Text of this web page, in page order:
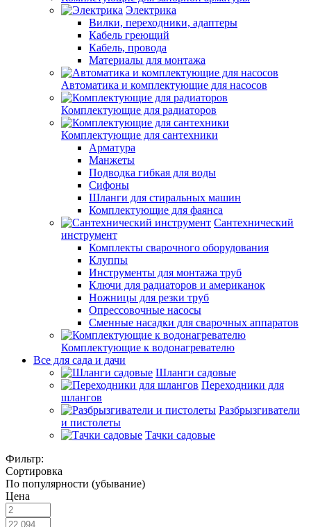
Электрика
Вилки, переходники, адаптеры
Кабель греющий
Кабель, провода
Материалы для монтажа
Автоматика и комплектующие для насосов
Комплектующие для радиаторов
Комплектующие для сантехники
Арматура
Манжеты
Подводка гибкая для воды
Сифоны
Шланги для стиральных машин
Комплектующие для фаянса
Сантехнический
инструмент
Комплекты сварочного оборудования
Клуппы
Инструменты для монтажа труб
Ключи для радиаторов и американок
Ножницы для резки труб
Опрессовочные насосы
Сменные насадки для сварочных аппаратов
Комплектующие к водонагревателю
Все для сада и дачи
Шланги садовые
Переходники для
шлангов
Разбрызгиватели
и пистолеты
Тачки садовые
Фильтр:
Сортировка
По популярности (убывание)
Цена